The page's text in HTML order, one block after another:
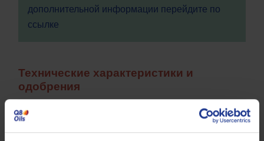
дополнительной информации перейдите по
ссылке
Технические характеристики и
одобрения
D 4304, Type II (EP)
British Standard 489